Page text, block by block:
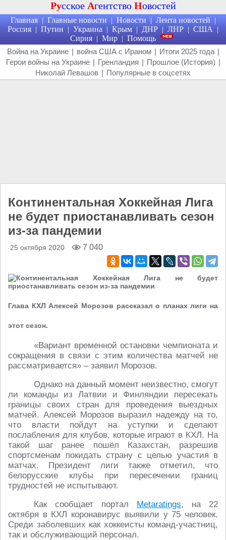
Русское Агентство Новостей
Главная | Главные новости | Новости | Лента новостей |
Россия | Путин | Украина | Крым | ДНР | ЛНР | США |
Сирия | Мир | Помощь
Война на Украине | война США с Ираном | Итоги 2025 года |
Герои войны на Украине | Гренландия | Прошлое (История) |
Николай Левашов | Популярные в соцсетях
Континентальная Хоккейная Лига
не будет приостанавливать сезон
из-за пандемии
25 октября 2020 7 040
Глава КХЛ Алексей Морозов рассказал о планах лиги на
этот сезон.
«Вариант временной остановки чемпионата и
сокращения в связи с этим количества матчей не
рассматривается» – заявил Морозов.
Однако на данный момент неизвестно, смогут
ли команды из Латвии и Финляндии пересекать
границы своих стран для проведения выездных
матчей. Алексей Морозов выразил надежду на то,
что власти пойдут на уступки и сделают
послабления для клубов, которые играют в КХЛ. На
такой шаг ранее пошёл Казахстан, разрешив
спортсменам покидать страну с целью участия в
матчах. Президент лиги также отметил, что
белорусские клубы при пересечении границ
трудностей не испытывают.
Как сообщает портал Metaratings, на 22
октября в КХЛ коронавирус выявили у 75 человек.
Среди заболевших как хоккеисты команд-участниц,
так и обслуживающий персонал.